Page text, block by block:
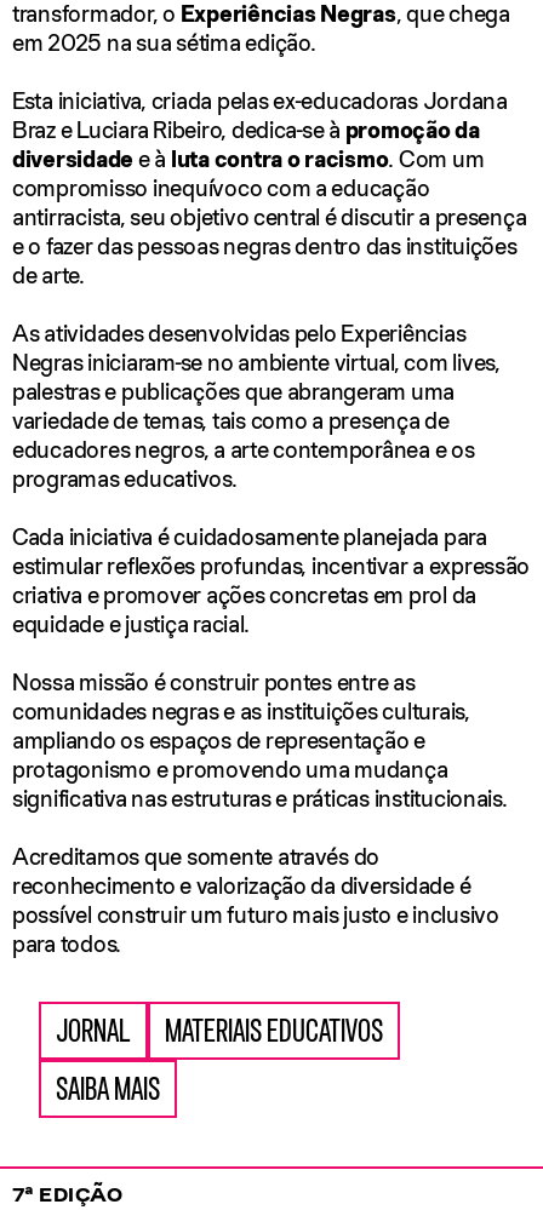
transformador, o Experiências Negras, que chega
em 2025 na sua sétima edição.
Esta iniciativa, criada pelas ex-educadoras Jordana
Braz e Luciara Ribeiro, dedica-se à promoção da
diversidadee à luta contra o racismo. Com um
compromisso inequívoco com a educação
antirracista, seu objetivo central é discutir a presença
e o fazer das pessoas negras dentro das instituições
de arte.
As atividades desenvolvidas pelo Experiências
Negras iniciaram-se no ambiente virtual, com lives,
palestras e publicações que abrangeram uma
variedade de temas, tais como a presença de
educadores negros, a arte contemporânea e os
programas educativos.
Cada iniciativa é cuidadosamente planejada para
estimular reflexões profundas, incentivar a expressão
criativa e promover ações concretas em prol da
equidade e justiça racial.
Nossa missão é construir pontes entre as
comunidades negras e as instituições culturais,
ampliando os espaços de representação e
protagonismo e promovendo uma mudança
significativa nas estruturas e práticas institucionais.
Acreditamos que somente através do
reconhecimento e valorização da diversidade é
possível construir um futuro mais justo e inclusivo
para todos.
JORNAL
MATERIAIS EDUCATIVOS
SAIBA MAIS
7ª EDIÇÃO